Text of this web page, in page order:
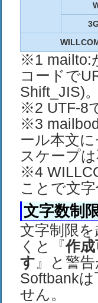
※1 mailto:
コードで
Shift_JIS)。
※2 UTF-8
※3
ール本文
スケープは
※4
ことで文
文字数制
文字制限
くと『作
す 』と警告
Softbank
せん。